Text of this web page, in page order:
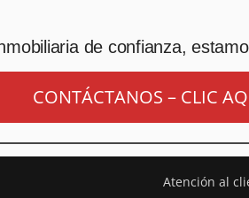
de confianza,
CONTÁCTANOS – CLIC
Atención al